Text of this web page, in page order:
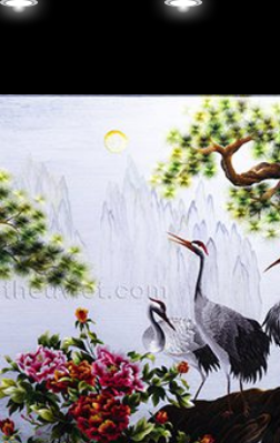
Skip to content